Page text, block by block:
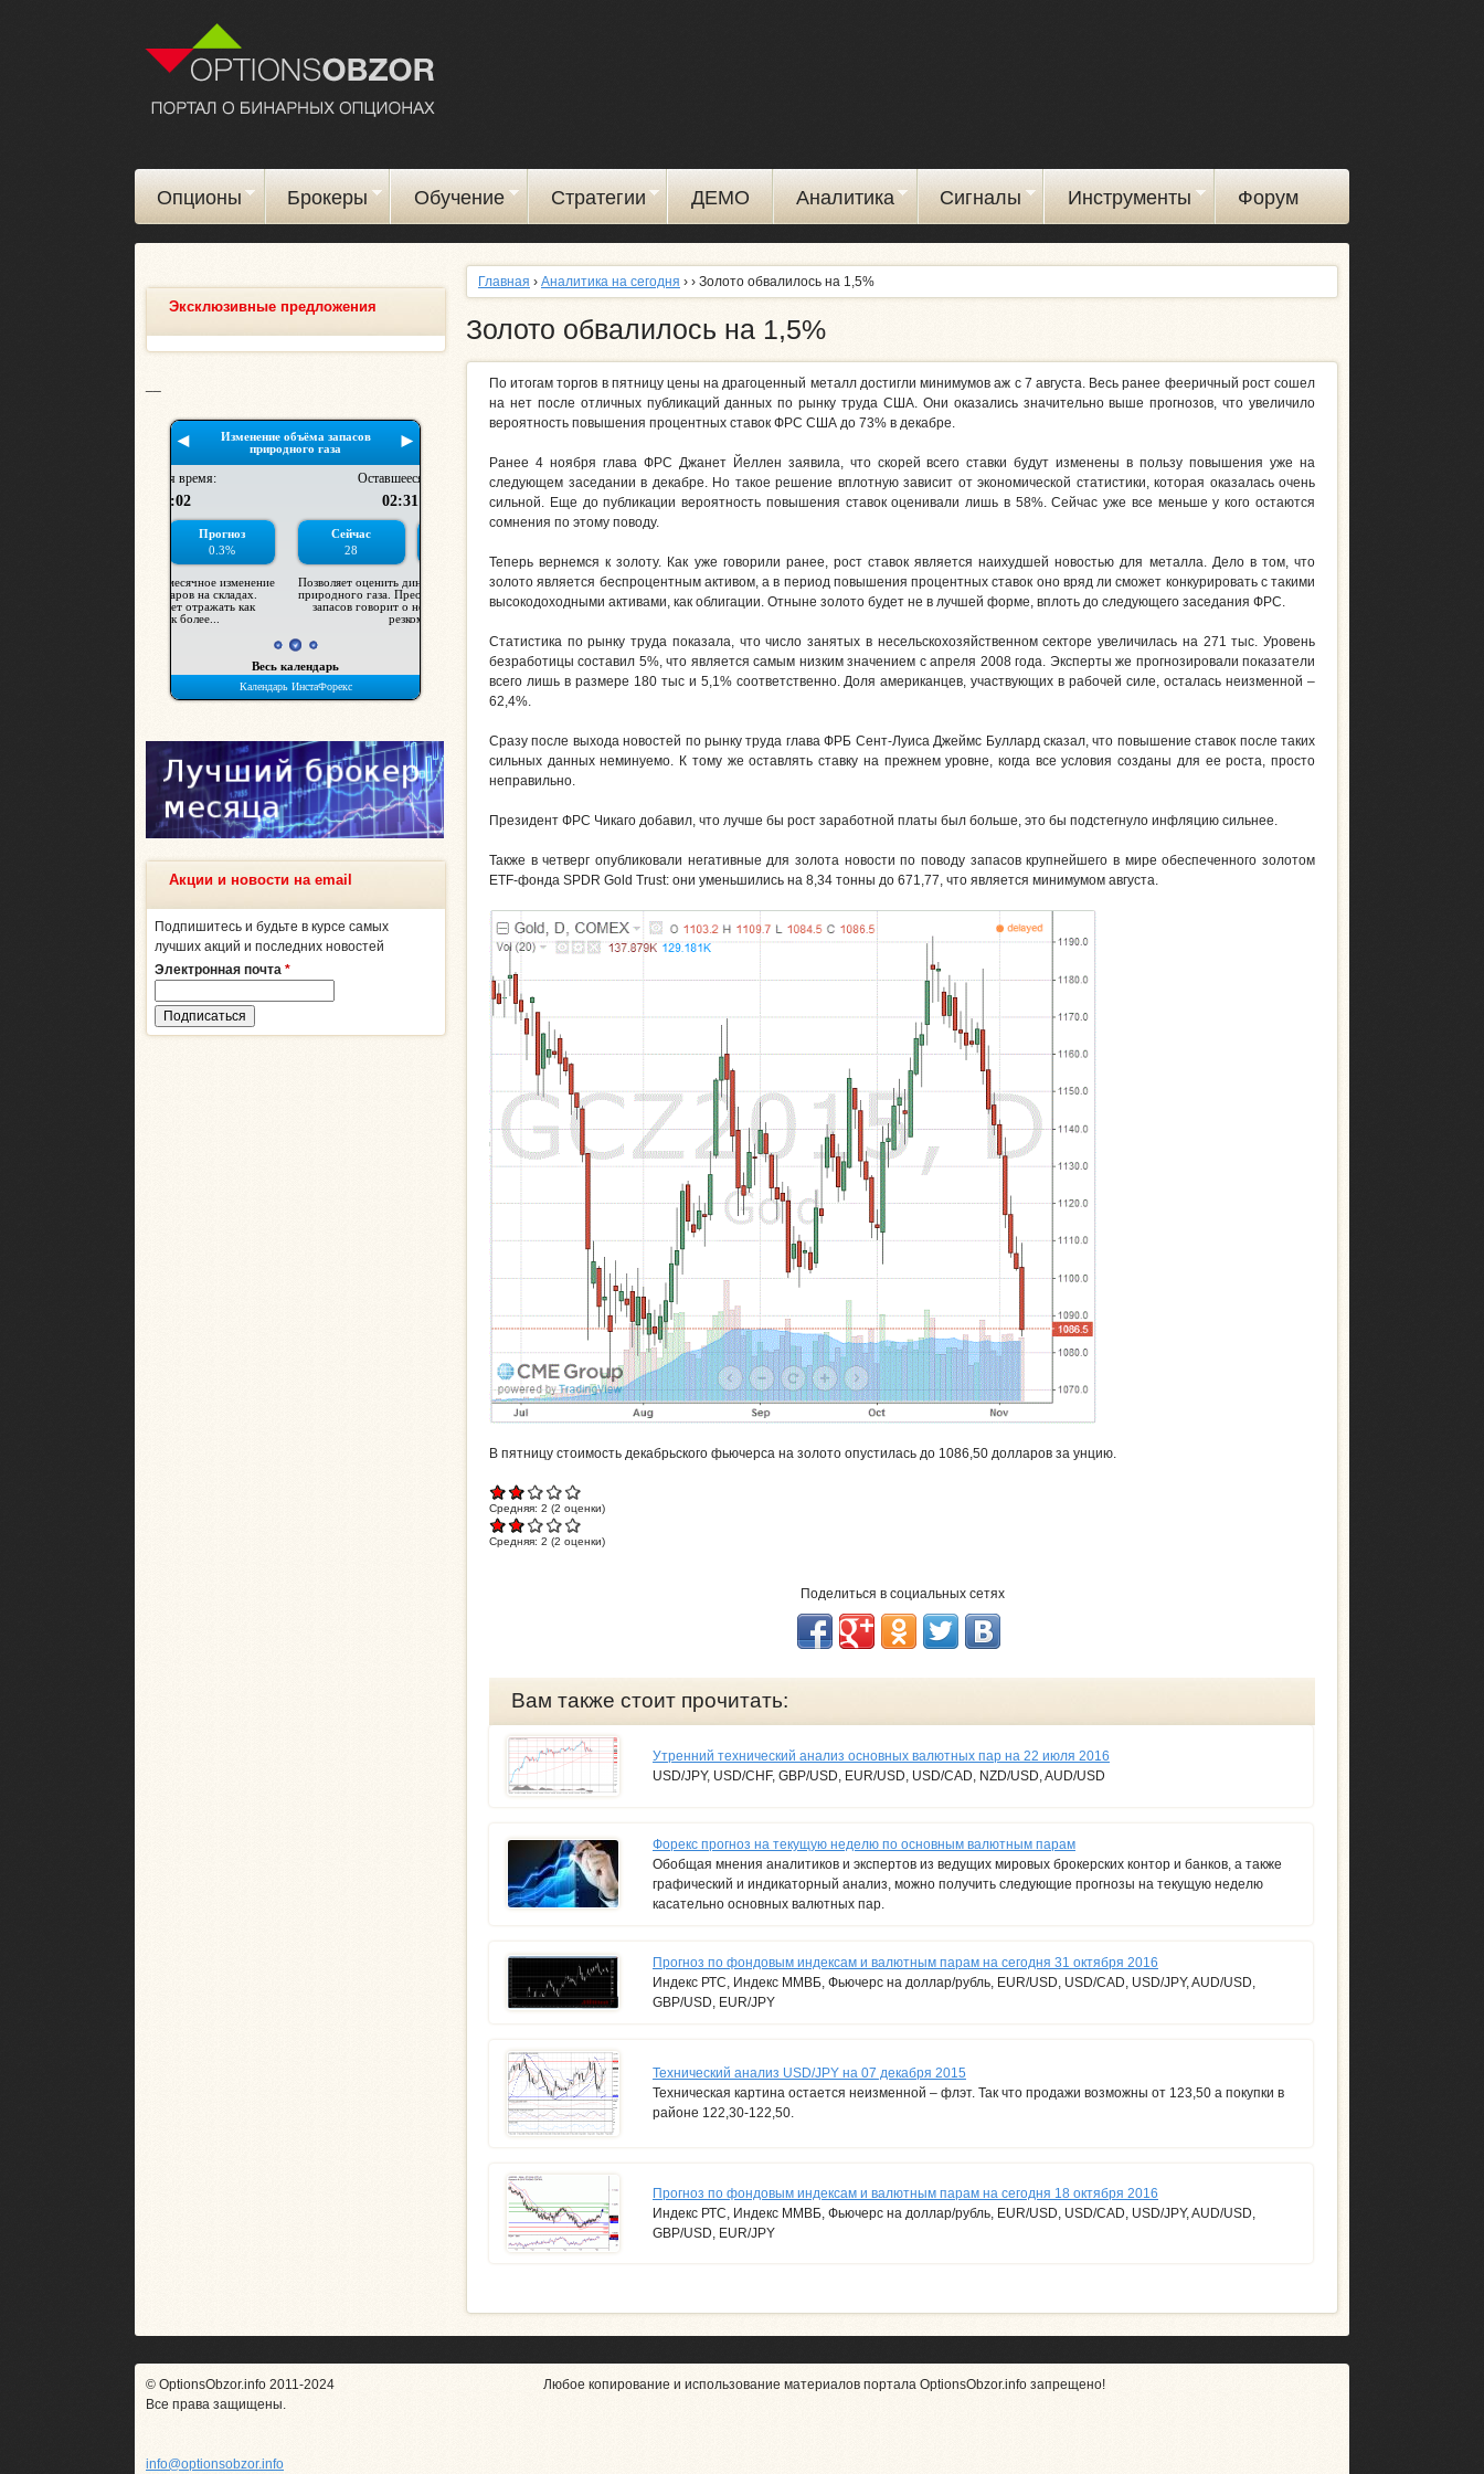
Опционы Брокеры Обучение Стратегии ДЕМО Аналитика Сигналы Инструменты Форум
Главная › Аналитика на сегодня › › Золото обвалилось на 1,5%
Золото обвалилось на 1,5%
По итогам торгов в пятницу цены на драгоценный металл достигли минимумов аж с 7 августа. Весь ранее фееричный рост сошел
на нет после отличных публикаций данных по рынку труда США. Они оказались значительно выше прогнозов, что увеличило
вероятность повышения процентных ставок ФРС США до 73% в декабре.
Ранее 4 ноября глава ФРС Джанет Йеллен заявила, что скорей всего ставки будут изменены в пользу повышения уже на
следующем заседании в декабре. Но такое решение вплотную зависит от экономической статистики, которая оказалась очень
сильной. Еще до публикации вероятность повышения ставок оценивали лишь в 58%. Сейчас уже все меньше у кого остаются
сомнения по этому поводу.
Теперь вернемся к золоту. Как уже говорили ранее, рост ставок является наихудшей новостью для металла. Дело в том, что
золото является беспроцентным активом, а в период повышения процентных ставок оно вряд ли сможет конкурировать с такими
высокодоходными активами, как облигации. Отныне золото будет не в лучшей форме, вплоть до следующего заседания ФРС.
Статистика по рынку труда показала, что число занятых в несельскохозяйственном секторе увеличилась на 271 тыс. Уровень
безработицы составил 5%, что является самым низким значением с апреля 2008 года. Эксперты же прогнозировали показатели
всего лишь в размере 180 тыс и 5,1% соответственно. Доля американцев, участвующих в рабочей силе, осталась неизменной –
62,4%.
Сразу после выхода новостей по рынку труда глава ФРБ Сент-Луиса Джеймс Буллард сказал, что повышение ставок после таких
сильных данных неминуемо. К тому же оставлять ставку на прежнем уровне, когда все условия созданы для ее роста, просто
неправильно.
Президент ФРС Чикаго добавил, что лучше бы рост заработной платы был больше, это бы подстегнуло инфляцию сильнее.
Также в четверг опубликовали негативные для золота новости по поводу запасов крупнейшего в мире обеспеченного золотом
ETF-фонда SPDR Gold Trust: они уменьшились на 8,34 тонны до 671,77, что является минимумом августа.
В пятницу стоимость декабрьского фьючерса на золото опустилась до 1086,50 долларов за унцию.
Средняя: 2 (2 оценки)
Средняя: 2 (2 оценки)
Поделиться в социальных сетях
Вам также стоит прочитать:
Утренний технический анализ основных валютных пар на 22 июля 2016
USD/JPY, USD/CHF, GBP/USD, EUR/USD, USD/CAD, NZD/USD, AUD/USD
Форекс прогноз на текущую неделю по основным валютным парам
Обобщая мнения аналитиков и экспертов из ведущих мировых брокерских контор и банков, а также
графический и индикаторный анализ, можно получить следующие прогнозы на текущую неделю
касательно основных валютных пар.
Прогноз по фондовым индексам и валютным парам на сегодня 31 октября 2016
Индекс РТС, Индекс ММВБ, Фьючерс на доллар/рубль, EUR/USD, USD/CAD, USD/JPY, AUD/USD,
GBP/USD, EUR/JPY
Технический анализ USD/JPY на 07 декабря 2015
Техническая картина остается неизменной – флэт. Так что продажи возможны от 123,50 а покупки в
районе 122,30-122,50.
Прогноз по фондовым индексам и валютным парам на сегодня 18 октября 2016
Индекс РТС, Индекс ММВБ, Фьючерс на доллар/рубль, EUR/USD, USD/CAD, USD/JPY, AUD/USD,
GBP/USD, EUR/JPY
Эксклюзивные предложения
Акции и новости на email
Подпишитесь и будьте в курсе самых
лучших акций и последних новостей
Электронная почта *
© OptionsObzor.info 2011-2024
Все права защищены.
info@optionsobzor.info
Любое копирование и использование материалов портала OptionsObzor.info запрещено!